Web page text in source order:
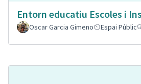
Entorn educatiu Escoles i
Oscar Garcia Gimeno
Espai Públic